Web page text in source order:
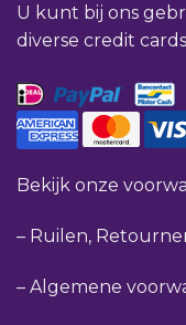
U kunt bij ons
diverse credit
Bekijk onze
– Ruilen,
– Algemene